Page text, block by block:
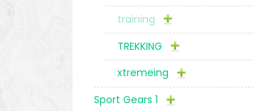
training
TREKKING
xtremeing
Sport Gears 1